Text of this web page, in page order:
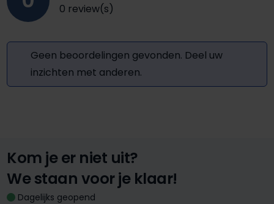
0 review(s)
Geen beoordelingen gevonden. Deel uw
inzichten met anderen.
Kom je er niet uit?
We staan voor je klaar!
Dagelijks geopend